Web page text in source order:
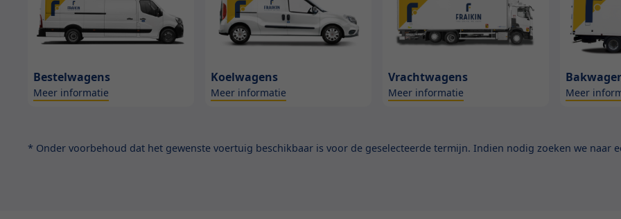
Bestelwagens
Meer informatie
Koelwagens
Meer informatie
Vrachtwagens
Meer informatie Meer
* Onder voorbehoud dat het gewenste voertuig beschikbaar is voor de geselecteerde termijn. Indien nodig zoeken we naar